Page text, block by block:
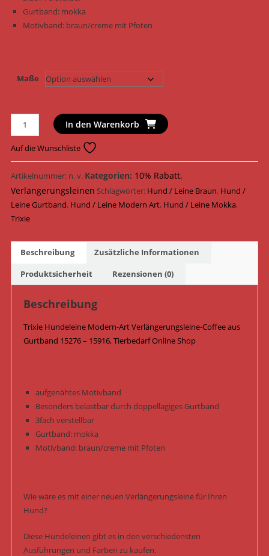
Gurtband: mokka
Motivband: braun/creme mit Pfoten
Maße
Trixie
Hundeleine
Modern
Art
Verlängerungsleine
Coffee
Gurtband
15276
15916
Mokka/Braun
Menge
In den Warenkorb
Auf die Wunschliste
Artikelnummer: n. v. Kategorien: 10% Rabatt,
Verlängerungsleinen Schlagwörter: Hund / Leine Braun, Hund /
Leine Gurtband, Hund / Leine Modern Art, Hund / Leine Mokka,
Trixie
Beschreibung
Zusätzliche Informationen
Produktsicherheit
Rezensionen (0)
Beschreibung
Trixie Hundeleine Modern-Art Verlängerungsleine-Coffee aus
Gurtband 15276 – 15916, Tierbedarf Online Shop
aufgenähtes Motivband
Besonders belastbar durch doppellagiges Gurtband
3fach verstellbar
Gurtband: mokka
Motivband: braun/creme mit Pfoten
Wie wäre es mit einer neuen Verlängerungsleine für Ihren
Hund?
Diese Hundeleinen gibt es in den verschiedensten
Ausführungen und Farben zu kaufen.